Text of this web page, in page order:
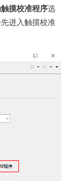
摸校准程序选
进入触摸校准